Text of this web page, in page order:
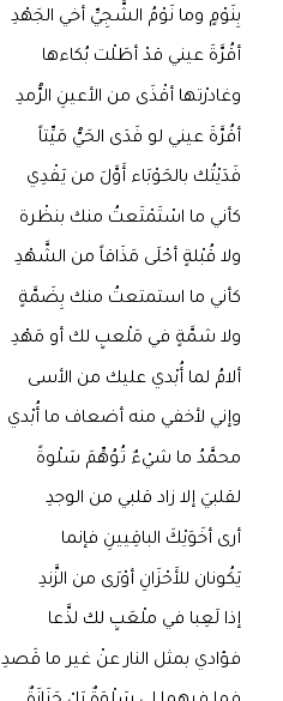
بِنَوْمٍ وما نَوْمُ الشَّجِيِّ أخي الجَهْدِ
أقُرَّةَ عيني قدْ أطَلْت بُكاءها
وغادرْتها أقْذَى من الأعينِ الرُّمدِ
أقُرَّةَ عيني لو فَدَى الحَيُّ مَيِّتاً
فَدَيْتُك بالحَوْبَاء أَوَّلَ من يَفْدِي
كأني ما اسْتَمْتَعتُ منك بنظْرة
ولا قُبْلةٍ أحْلَى مَذَاقاً من الشَّهْدِ
كأني ما استمتعتُ منك بِضَمَّةٍ
ولا شمَّةٍ في مَلْعبٍ لك أو مَهْدِ
ألامُ لما أُبْدي عليك من الأسى
وإني لأخفي منه أضعاف ما أُبْدي
محمَّدُ ما شيْءٌ تُوُهِّمَ سَلْوةً
لقلبيَ إلا زاد قلبي من الوجدِ
أرى أخَوَيْكَ الباقِيينِ فإنما
يَكُونان للأَحْزَانِ أوْرَى من الزَّندِ
إذا لَعِبا في ملْعَبٍ لك لذَّعا
فؤادي بمثل النار عنْ غير ما قَصدِ